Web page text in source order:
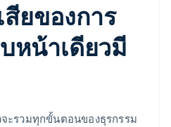
ยของการ
หน้าเดียวมี
ะรวมทุกขั้นตอนของธุรกรรม